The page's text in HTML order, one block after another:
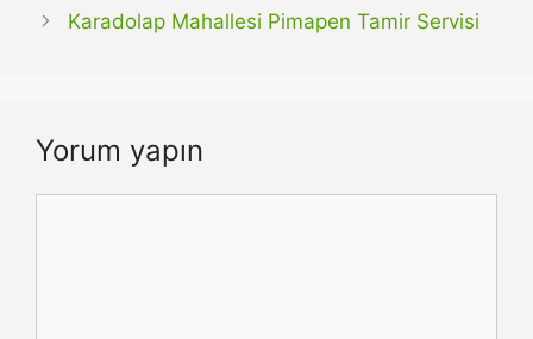
Karadolap Mahallesi Pimapen Tamir Servisi
Yorum yapın